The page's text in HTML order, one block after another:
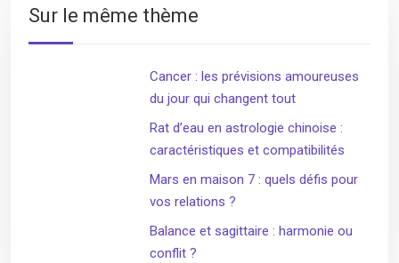
Sur le même thème
Cancer : les prévisions amoureuses
du jour qui changent tout
Rat d’eau en astrologie chinoise :
caractéristiques et compatibilités
Mars en maison 7 : quels défis pour
vos relations ?
Balance et sagittaire : harmonie ou
conflit ?